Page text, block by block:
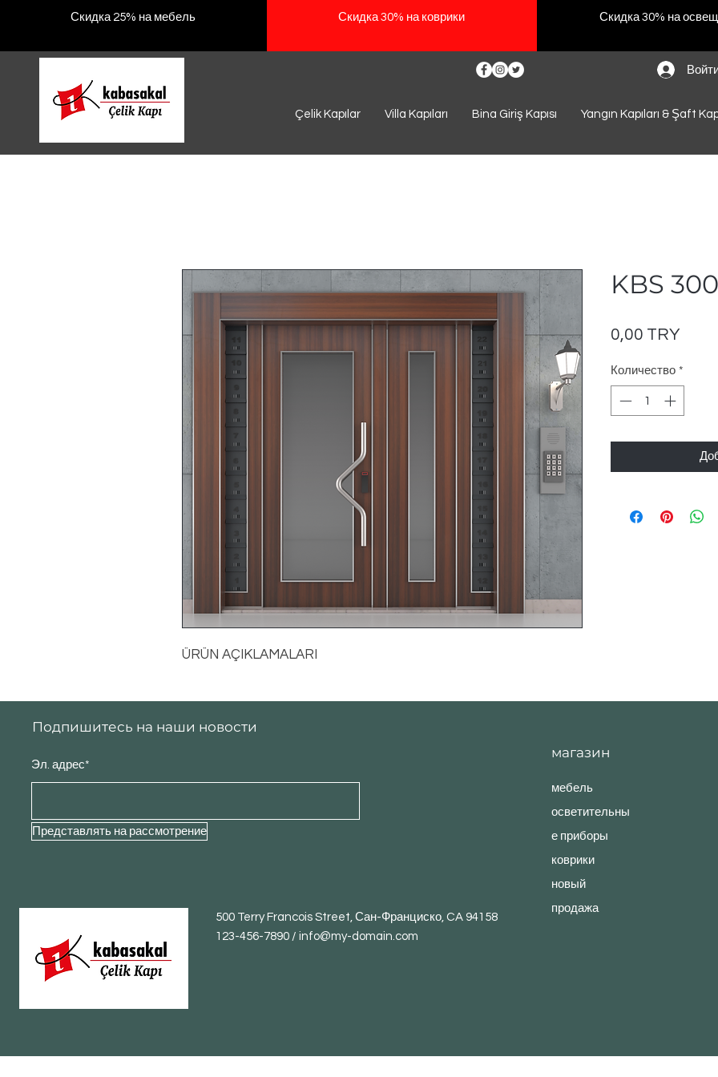
Скидка 25% на мебель Скидка 30% на коврики Скидка 30% на
Çelik Kapılar Villa Kapıları Bina Giriş Kapısı Yangın Kapıları & Şaft
ÜRÜN AÇIKLAMALARI
KBS
0,00 TRYЦена
Количество *
Подпишитесь на наши новости
Эл. адрес*
Представлять на рассмотрение
500 Terry Francois Street, Сан-Франциско, CA 94158
123-456-7890 / info@my-domain.com
магазин
мебель
осветительны
е приборы
коврики
новый
продажа